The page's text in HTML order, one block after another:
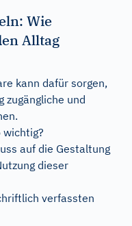
Wie
Alltag
kann dafür sorgen,
zugängliche und
auf die Gestaltung
dieser
verfassten